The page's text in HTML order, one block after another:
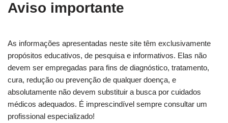
Aviso importante
As informações apresentadas neste site têm exclusivamente
propósitos educativos, de pesquisa e informativos. Elas não
devem ser empregadas para fins de diagnóstico, tratamento,
cura, redução ou prevenção de qualquer doença, e
absolutamente não devem substituir a busca por cuidados
médicos adequados. É imprescindível sempre consultar um
profissional especializado!